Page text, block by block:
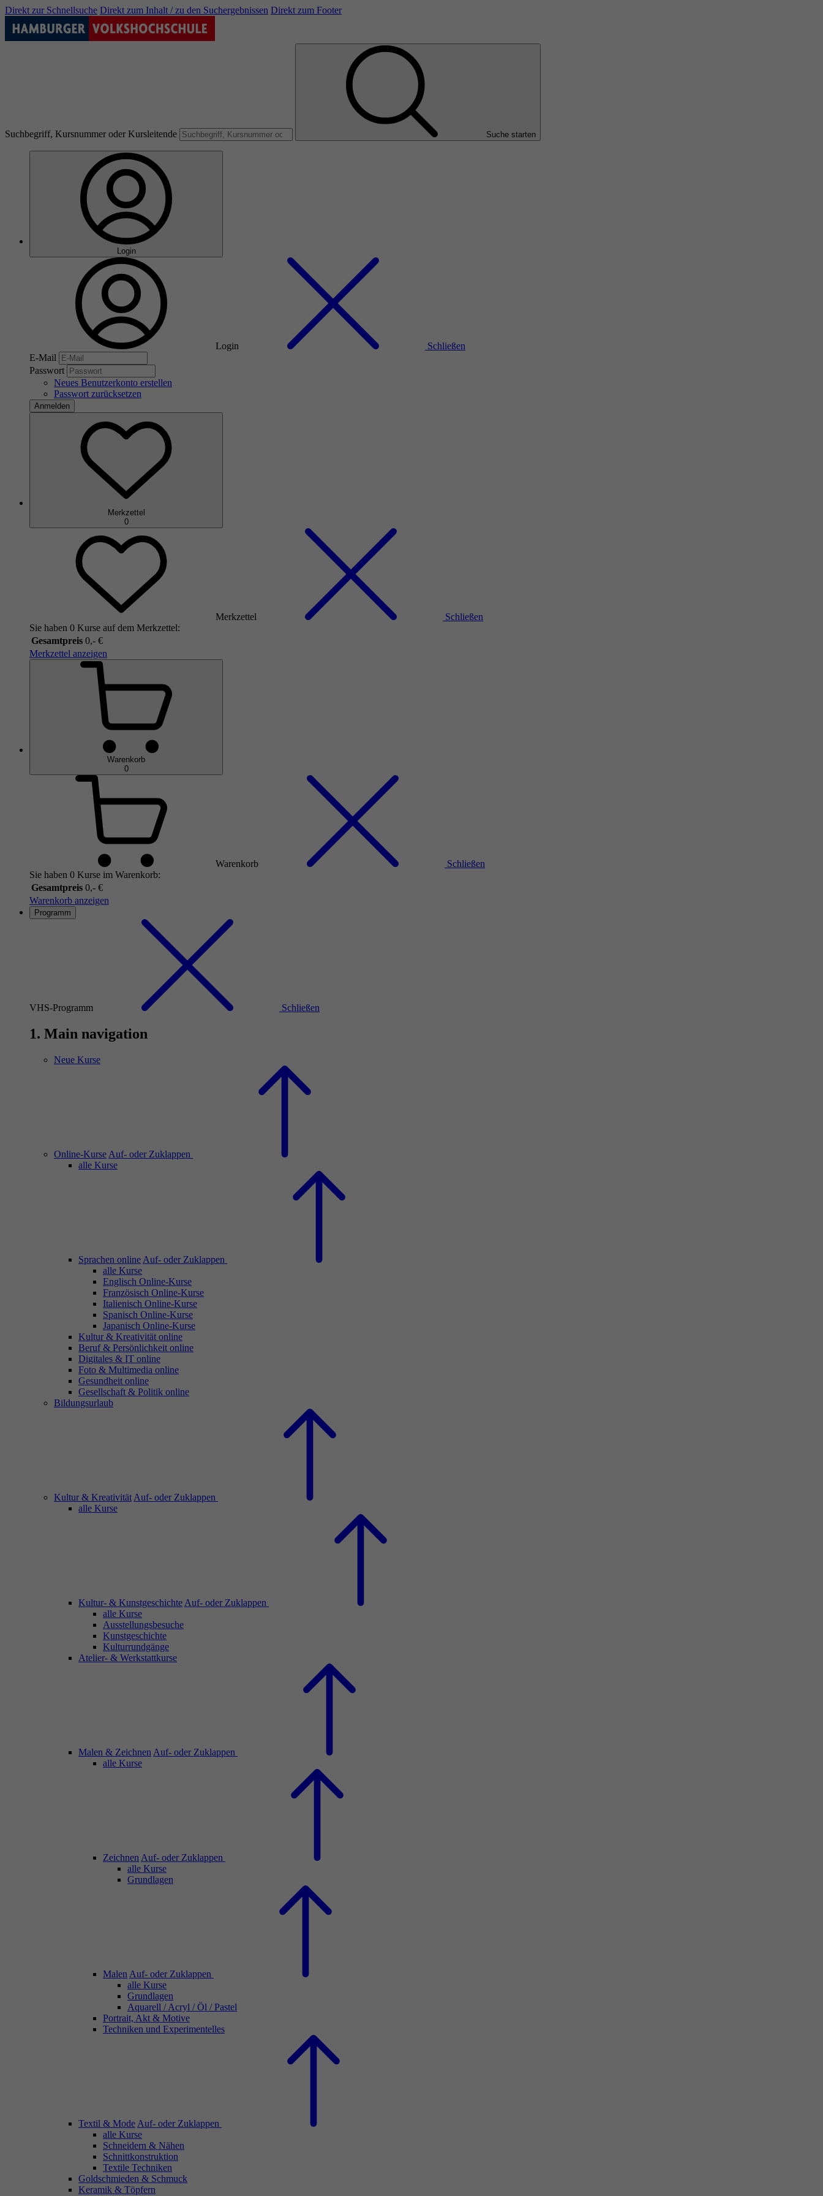
Direkt zur Schnellsuche Direkt zum Inhalt / zu den Suchergebnissen Direkt zum Footer
Suchbegriff, Kursnummer oder Kursleitende Suche starten
Login
Login
Schließen
E-Mail
Passwort
Neues Benutzerkonto erstellen
Passwort zurücksetzen
Anmelden
Merkzettel
0
Merkzettel
Schließen
Sie haben 0 Kurse auf dem Merkzettel:
Gesamtpreis 0,- €
Merkzettel anzeigen
Warenkorb
0
Warenkorb
Schließen
Sie haben 0 Kurse im Warenkorb:
Gesamtpreis 0,- €
Warenkorb anzeigen
Programm
VHS-Programm Schließen
1. Main navigation
Neue Kurse
Online-Kurse Auf- oder Zuklappen
alle Kurse
Sprachen online Auf- oder Zuklappen
alle Kurse
Englisch Online-Kurse
Französisch Online-Kurse
Italienisch Online-Kurse
Spanisch Online-Kurse
Japanisch Online-Kurse
Kultur & Kreativität online
Beruf & Persönlichkeit online
Digitales & IT online
Foto & Multimedia online
Gesundheit online
Gesellschaft & Politik online
Bildungsurlaub
Kultur & Kreativität Auf- oder Zuklappen
alle Kurse
Kultur- & Kunstgeschichte Auf- oder Zuklappen
alle Kurse
Ausstellungsbesuche
Kunstgeschichte
Kulturrundgänge
Atelier- & Werkstattkurse
Malen & Zeichnen Auf- oder Zuklappen
alle Kurse
Zeichnen Auf- oder Zuklappen
alle Kurse
Grundlagen
Malen Auf- oder Zuklappen
alle Kurse
Grundlagen
Aquarell / Acryl / Öl / Pastel
Portrait, Akt & Motive
Techniken und Experimentelles
Textil & Mode Auf- oder Zuklappen
alle Kurse
Schneidern & Nähen
Schnittkonstruktion
Textile Techniken
Goldschmieden & Schmuck
Keramik & Töpfern